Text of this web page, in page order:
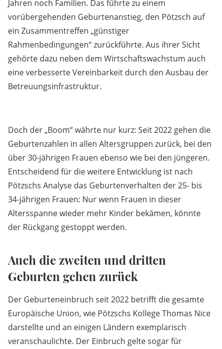
Jahren noch Familien. Das führte zu einem
vorübergehenden Geburtenanstieg, den Pötzsch auf
ein Zusammentreffen „günstiger
Rahmenbedingungen“ zurückführte. Aus ihrer Sicht
gehörte dazu neben dem Wirtschaftswachstum auch
eine verbesserte Vereinbarkeit durch den Ausbau der
Betreuungsinfrastruktur.
Doch der „Boom“ währte nur kurz: Seit 2022 gehen die
Geburtenzahlen in allen Altersgruppen zurück, bei den
über 30-jährigen Frauen ebenso wie bei den jüngeren.
Entscheidend für die weitere Entwicklung ist nach
Pötzschs Analyse das Geburtenverhalten der 25- bis
34-jährigen Frauen: Nur wenn Frauen in dieser
Altersspanne wieder mehr Kinder bekämen, könnte
der Rückgang gestoppt werden.
Auch die zweiten und dritten
Geburten gehen zurück
Der Geburteneinbruch seit 2022 betrifft die gesamte
Europäische Union, wie Pötzschs Kollege Thomas Nice
darstellte und an einigen Ländern exemplarisch
veranschaulichte. Der Einbruch gelte sogar für